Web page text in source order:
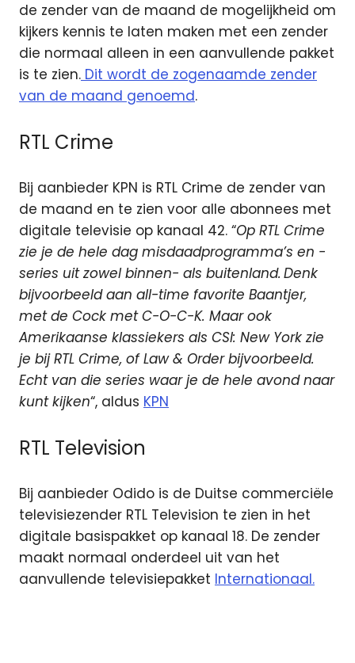
de zender van de maand de mogelijkheid om
kijkers kennis te laten maken met een zender
die normaal alleen in een aanvullende pakket
is te zien. Dit wordt de zogenaamde zender
van de maand genoemd.
RTL Crime
Bij aanbieder KPN is RTL Crime de zender van
de maand en te zien voor alle abonnees met
digitale televisie op kanaal 42. “Op RTL Crime
zie je de hele dag misdaadprogramma’s en -
series uit zowel binnen- als buitenland. Denk
bijvoorbeeld aan all-time favorite Baantjer,
met de Cock met C-O-C-K. Maar ook
Amerikaanse klassiekers als CSI: New York zie
je bij RTL Crime, of Law & Order bijvoorbeeld.
Echt van die series waar je de hele avond naar
kunt kijken“, aldus KPN
RTL Television
Bij aanbieder Odido is de Duitse commerciële
televisiezender RTL Television te zien in het
digitale basispakket op kanaal 18. De zender
maakt normaal onderdeel uit van het
aanvullende televisiepakket Internationaal.